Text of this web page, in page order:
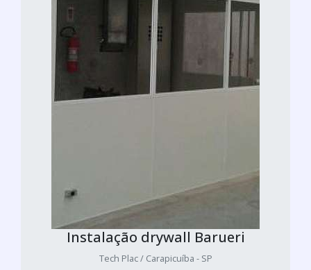
Instalação drywall Barueri
Tech Plac / Carapicuíba - SP